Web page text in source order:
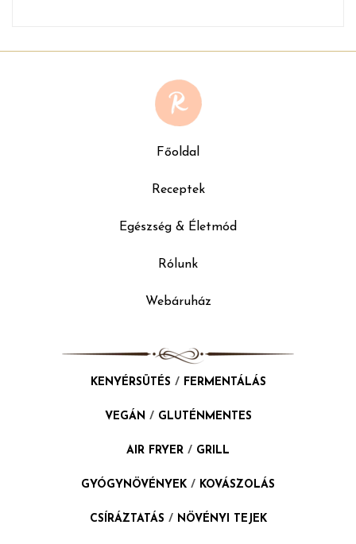
Főoldal
Receptek
Egészség & Életmód
Rólunk
Webáruház
KENYÉRSÜTÉS / FERMENTÁLÁS
VEGÁN / GLUTÉNMENTES
AIR FRYER / GRILL
GYÓGYNÖVÉNYEK / KOVÁSZOLÁS
CSÍRÁZTATÁS / NÖVÉNYI TEJEK